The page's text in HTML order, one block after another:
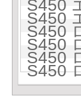
S450
S450
S450
S450
S450
S450